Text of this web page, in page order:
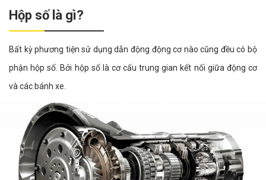
Hộp số là gì?
Bất kỳ phương tiện sử dụng dẫn động động cơ nào cũng đều có bộ
phận hộp số. Bởi hộp số là cơ cấu trung gian kết nối giữa động cơ
và các bánh xe.